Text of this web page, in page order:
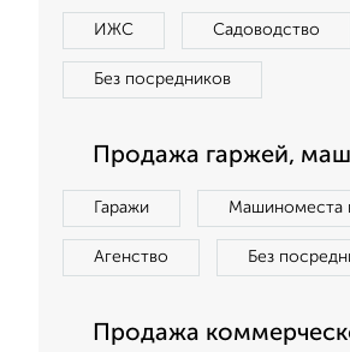
ИЖС Садоводство
Без посредников
Продажа гаржей,
Гаражи Машиноместа
Агенство Без
Продажа